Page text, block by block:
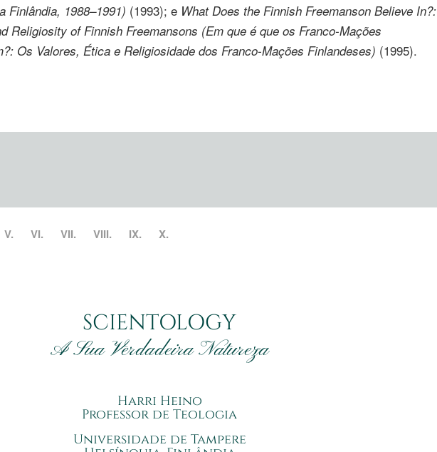
Finlândia, 1988–1991) (1993); e What Does the Finnish Freemanson Believe In?:
Religiosity of Finnish Freemansons (Em que é que osFranco-Mações
Os Valores, Ética e Religiosidade dosFranco-Mações Finlandeses) (1995).
V. VI. VII. VIII. IX. X.
SCIENTOLOGY
A Sua Verdadeira Natureza
Harri Heino
Professor de Teologia
Universidade de Tampere